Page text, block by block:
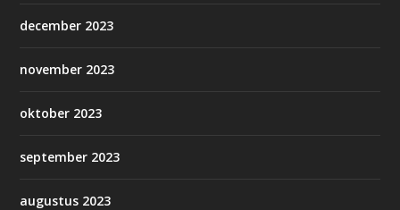
december 2023
november 2023
oktober 2023
september 2023
augustus 2023